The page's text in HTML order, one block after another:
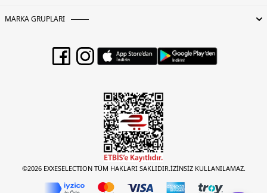
MARKA GRUPLARI
©2026 EXXESELECTION TÜM HAKLARI SAKLIDIR.İZİNSİZ KULLANILAMAZ.